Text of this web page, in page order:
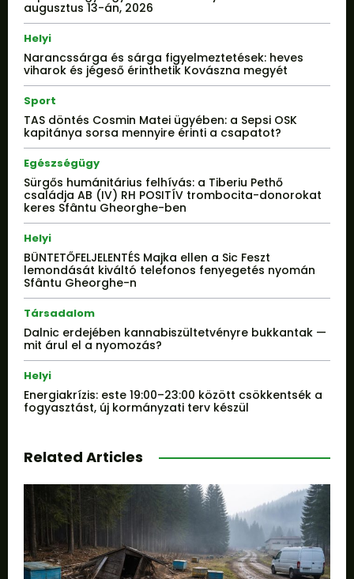
augusztus 13-án, 2026
Helyi
Narancssárga és sárga figyelmeztetések: heves
viharok és jégeső érinthetik Kovászna megyét
Sport
TAS döntés Cosmin Matei ügyében: a Sepsi OSK
kapitánya sorsa mennyire érinti a csapatot?
Egészségügy
Sürgős humánitárius felhívás: a Tiberiu Pethő
családja AB (IV) RH POSITÍV trombocita-donorokat
keres Sfântu Gheorghe-ben
Helyi
BÜNTETŐFELJELENTÉS Majka ellen a Sic Feszt
lemondását kiváltó telefonos fenyegetés nyomán
Sfântu Gheorghe-n
Társadalom
Dalnic erdejében kannabiszültetvényre bukkantak —
mit árul el a nyomozás?
Helyi
Energiakrízis: este 19:00–23:00 között csökkentsék a
fogyasztást, új kormányzati terv készül
Related Articles